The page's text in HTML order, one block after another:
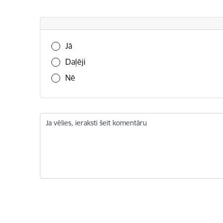
Vai šī informācija bija noderīga?
Jā
Daļēji
Nē
Ja vēlies, ieraksti šeit komentāru